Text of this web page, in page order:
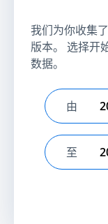
我们为你收集
版本。 选择开
数据。
选择开
由
选择结
至